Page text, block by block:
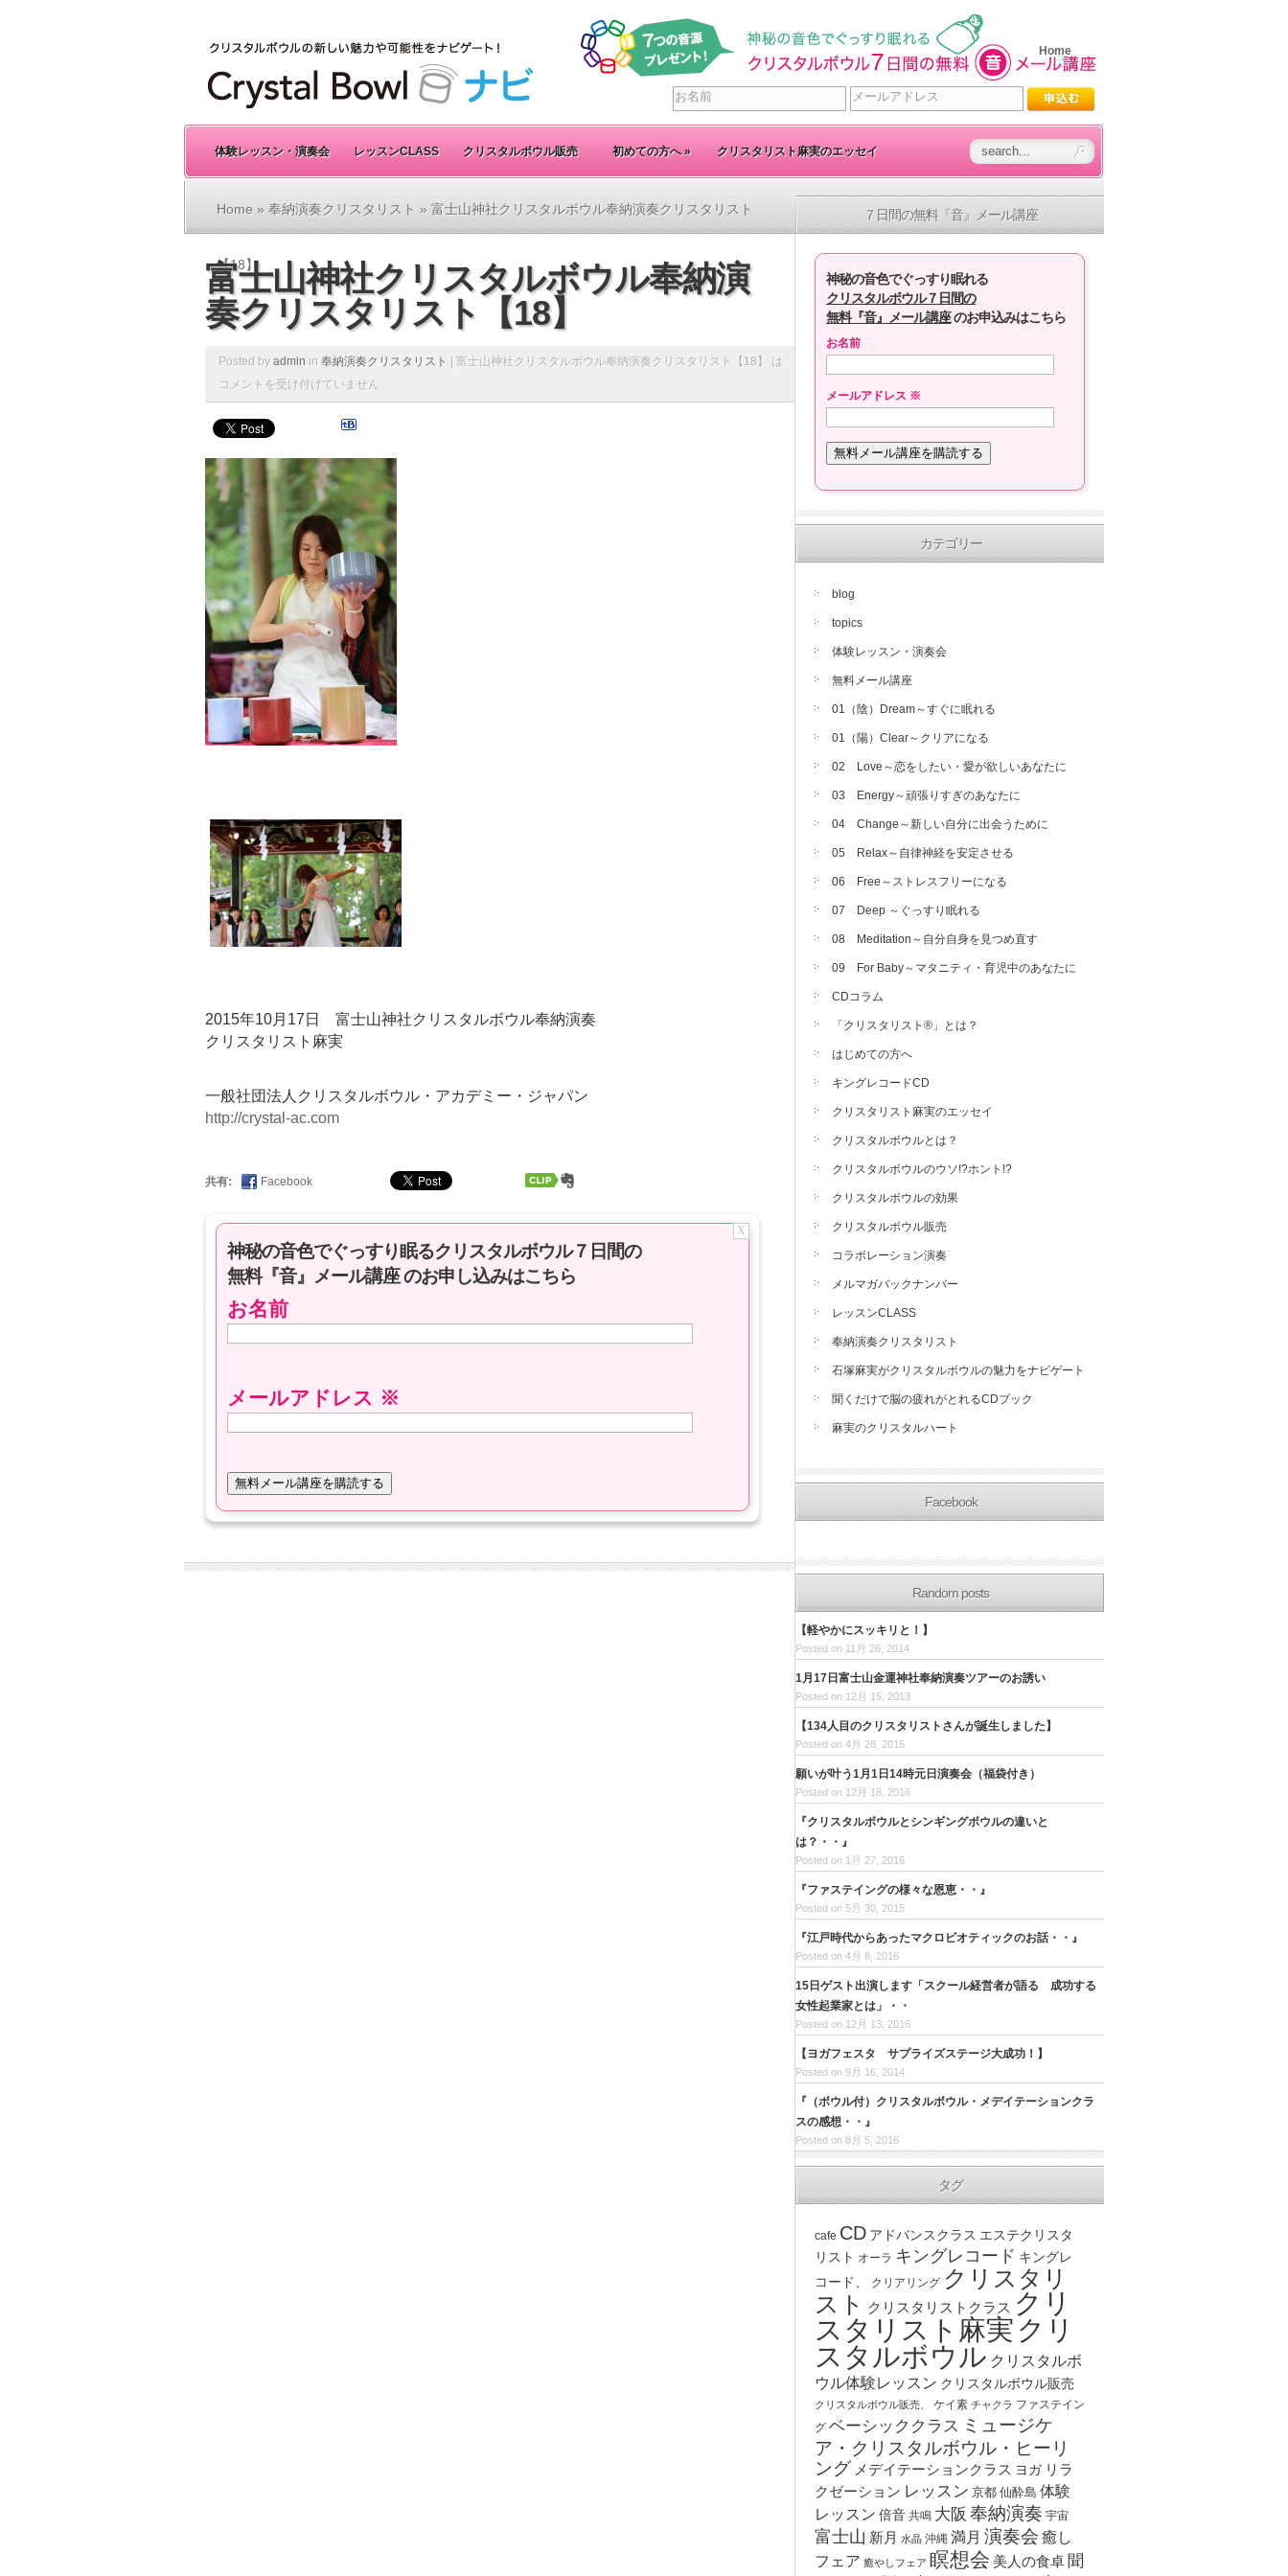
Home
体験レッスン・演奏会 レッスンCLASS クリスタルボウル販売 初めての方へ» クリスタリスト麻実のエッセイ
Home » 奉納演奏クリスタリスト » 富士山神社クリスタルボウル奉納演奏クリスタリスト
【18】
富士山神社クリスタルボウル奉納演
奏クリスタリスト【18】
Posted by admin in 奉納演奏クリスタリスト
富士山神社クリスタルボウル奉納演奏クリスタリスト【18】 は
コメントを受け付けていません
2015年10月17日 富士山神社クリスタルボウル奉納演奏
クリスタリスト麻実
一般社団法人クリスタルボウル・アカデミー・ジャパン
http://crystal-ac.com
共有: Facebook
X
神秘の音色でぐっすり眠るクリスタルボウル７日間の
無料『音』メール講座 のお申し込みはこちら
お名前
メールアドレス ※
７日間の無料『音』メール講座
神秘の音色でぐっすり眠れる
クリスタルボウル７日間の
無料『音』メール講座のお申込みはこちら
お名前
メールアドレス ※
カテゴリー
blog
topics
体験レッスン・演奏会
無料メール講座
01（陰）Dream～すぐに眠れる
01（陽）Clear～クリアになる
02 Love～恋をしたい・愛が欲しいあなたに
03 Energy～頑張りすぎのあなたに
04 Change～新しい自分に出会うために
05 Relax～自律神経を安定させる
06 Free～ストレスフリーになる
07 Deep ～ぐっすり眠れる
08 Meditation～自分自身を見つめ直す
09 For Baby～マタニティ・育児中のあなたに
CDコラム
「クリスタリスト®」とは？
はじめての方へ
キングレコードCD
クリスタリスト麻実のエッセイ
クリスタルボウルとは？
クリスタルボウルのウソ!?ホント!?
クリスタルボウルの効果
クリスタルボウル販売
コラボレーション演奏
メルマガバックナンバー
レッスンCLASS
奉納演奏クリスタリスト
石塚麻実がクリスタルボウルの魅力をナビゲート
聞くだけで脳の疲れがとれるCDブック
麻実のクリスタルハート
Facebook
Random posts
【軽やかにスッキリと！】
Posted on 11月 26, 2014
1月17日富士山金運神社奉納演奏ツアーのお誘い
Posted on 12月 15, 2013
【134人目のクリスタリストさんが誕生しました】
Posted on 4月 28, 2015
願いが叶う1月1日14時元日演奏会（福袋付き）
Posted on 12月 18, 2016
『クリスタルボウルとシンギングボウルの違いと
は？・・』
Posted on 1月 27, 2016
『ファステイングの様々な恩恵・・』
Posted on 5月 30, 2015
『江戸時代からあったマクロビオティックのお話・・』
Posted on 4月 8, 2016
15日ゲスト出演します「スクール経営者が語る 成功する
女性起業家とは」・・
Posted on 12月 13, 2016
【ヨガフェスタ サプライズステージ大成功！】
Posted on 9月 16, 2014
『（ボウル付）クリスタルボウル・メデイテーションクラ
スの感想・・』
Posted on 8月 5, 2016
タグ
cafe CD アドバンスクラス エステクリスタ
リスト オーラ キングレコード キングレ
コード、
クリアリング クリスタリ
スト
クリスタリストクラス クリ
スタリスト麻実 クリ
スタルボウル クリスタルボ
ウル体験レッスン クリスタルボウル販売
クリスタルボウル販売、 ケイ素 チャクラ ファステイン
グ ベーシッククラス ミュージケ
ア・クリスタルボウル・ヒーリ
ング メデイテーションクラス ヨガ リラ
クゼーション レッスン 京都 仙酔島 体験
レッスン 倍音 共鳴 大阪 奉納演奏 宇宙
富士山 新月 水晶 沖縄 満月 演奏会 癒し
フェア 癒やしフェア 瞑想会 美人の食卓 聞